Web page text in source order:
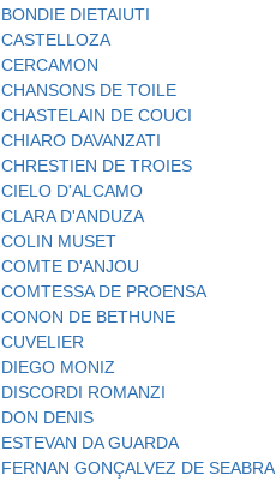
BONDIE DIETAIUTI
CASTELLOZA
CERCAMON
CHANSONS DE TOILE
CHASTELAIN DE COUCI
CHIARO DAVANZATI
CHRESTIEN DE TROIES
CIELO D'ALCAMO
CLARA D'ANDUZA
COLIN MUSET
COMTE D'ANJOU
COMTESSA DE PROENSA
CONON DE BETHUNE
CUVELIER
DIEGO MONIZ
DISCORDI ROMANZI
DON DENIS
ESTEVAN DA GUARDA
FERNAN GONÇALVEZ DE SEABRA